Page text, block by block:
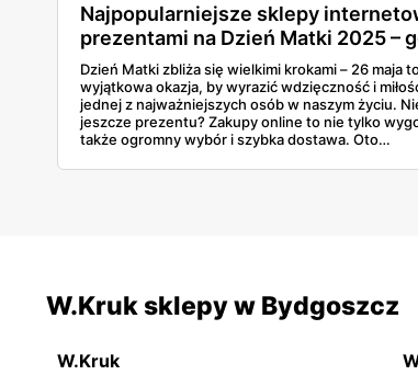
Najpopularniejsze sklepy
prezentami na Dzień Matki 2025 –
znaleźć idealny upominek online?
Dzień Matki zbliża się wielkimi krokami – 26 maja
wyjątkowa okazja, by wyrazić wdzięczność i
jednej z najważniejszych osób w naszym życiu.
jeszcze prezentu? Zakupy online to nie tylko
także ogromny wybór i szybka dostawa. Oto
Dzień Mamy, w których na pewno znajdziesz coś
W.Kruk sklepy w Bydgoszcz
W.Kruk